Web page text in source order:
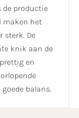
de productie
maken het
sterk. De
knik aan de
en
balans.